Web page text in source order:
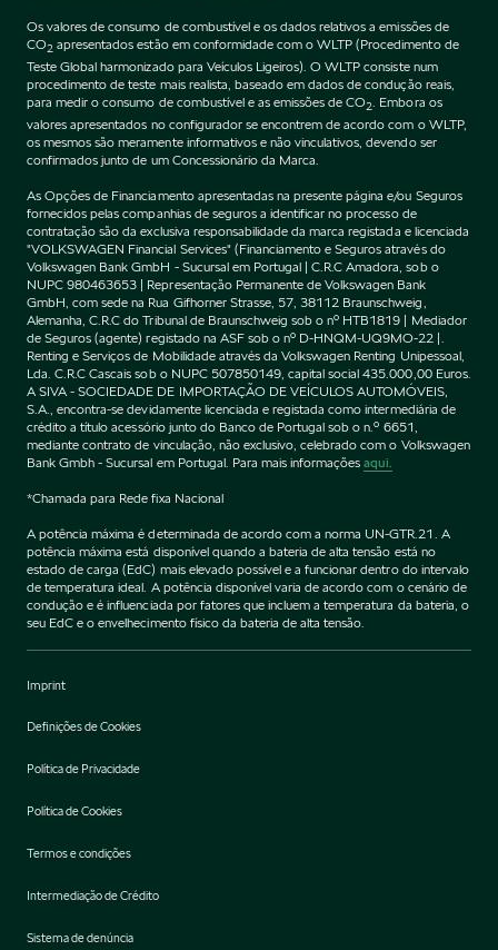
Os valores de consumo de combustível e os dados relativos a emissões de
CO2 apresentados estão em conformidade com o WLTP (Procedimento de
Teste Global harmonizado para Veículos Ligeiros). O WLTP consiste num
procedimento de teste mais realista, baseado em dados de condução reais,
para medir o consumo de combustível e as emissões de CO2 . Embora os
valores apresentados no configurador se encontrem de acordo com o WLTP,
os mesmos são meramente informativos e não vinculativos, devendo ser
confirmados junto de um Concessionário da Marca.
As Opções de Financiamento apresentadas na presente página e/ou Seguros
fornecidos pelas companhias de seguros a identificar no processo de
contratação são da exclusiva responsabilidade da marca registada e licenciada
"VOLKSWAGEN Financial Services" (Financiamento e Seguros através do
Volkswagen Bank GmbH - Sucursal em Portugal | C.R.C Amadora, sob o
NUPC 980463653 | Representação Permanente de Volkswagen Bank
GmbH, com sede na Rua Gifhorner Strasse, 57, 38112 Braunschweig,
Alemanha, C.R.C do Tribunal de Braunschweig sob o nº HTB1819 | Mediador
de Seguros (agente) registado na ASF sob o nº D-HNQM-UQ9MO-22 |.
Renting e Serviços de Mobilidade através da Volkswagen Renting Unipessoal,
Lda. C.R.C Cascais sob o NUPC 507850149, capital social 435.000,00 Euros.
A SIVA - SOCIEDADE DE IMPORTAÇÃO DE VEÍCULOS AUTOMÓVEIS,
S.A., encontra-se devidamente licenciada e registada como intermediária de
crédito a título acessório junto do Banco de Portugal sob o n.º 6651,
mediante contrato de vinculação, não exclusivo, celebrado com o Volkswagen
Bank Gmbh - Sucursal em Portugal. Para mais informaçõesaqui.
*Chamada para Rede fixa Nacional
A potência máxima é determinada de acordo com a norma UN-GTR.21. A
potência máxima está disponível quando a bateria de alta tensão está no
estado de carga (EdC) mais elevado possível e a funcionar dentro do intervalo
de temperatura ideal. A potência disponível varia de acordo com o cenário de
condução e é influenciada por fatores que incluem a temperatura da bateria, o
seu EdC e o envelhecimento físico da bateria de alta tensão.
Imprint
Definições de Cookies
Política de Privacidade
Política de Cookies
Termos e condições
Intermediação de Crédito
Sistema de denúncia